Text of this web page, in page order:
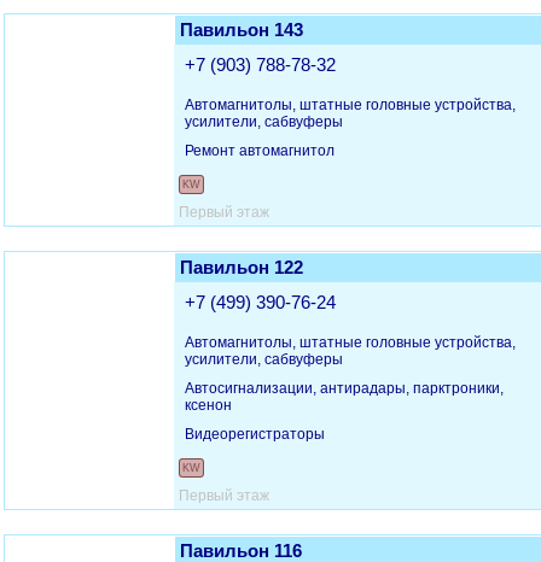
Павильон 143
+7 (903) 788-78-32
Автомагнитолы, штатные головные устройства,
усилители, сабвуферы
Ремонт автомагнитол
KW
Первый этаж
Павильон 122
+7 (499) 390-76-24
Автомагнитолы, штатные головные устройства,
усилители, сабвуферы
Автосигнализации, антирадары, парктроники,
ксенон
Видеорегистраторы
KW
Первый этаж
Павильон 116